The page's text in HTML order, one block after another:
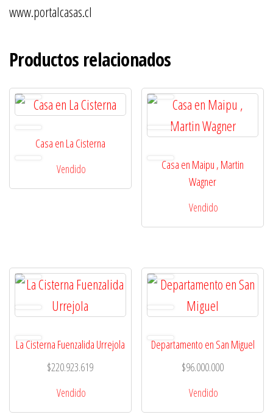
www.portalcasas.cl
Productos relacionados
Casa en La Cisterna
Vendido
Casa en Maipu , Martin
Wagner
Vendido
La Cisterna Fuenzalida Urrejola
$220.923.619
Vendido
Departamento en San Miguel
$96.000.000
Vendido